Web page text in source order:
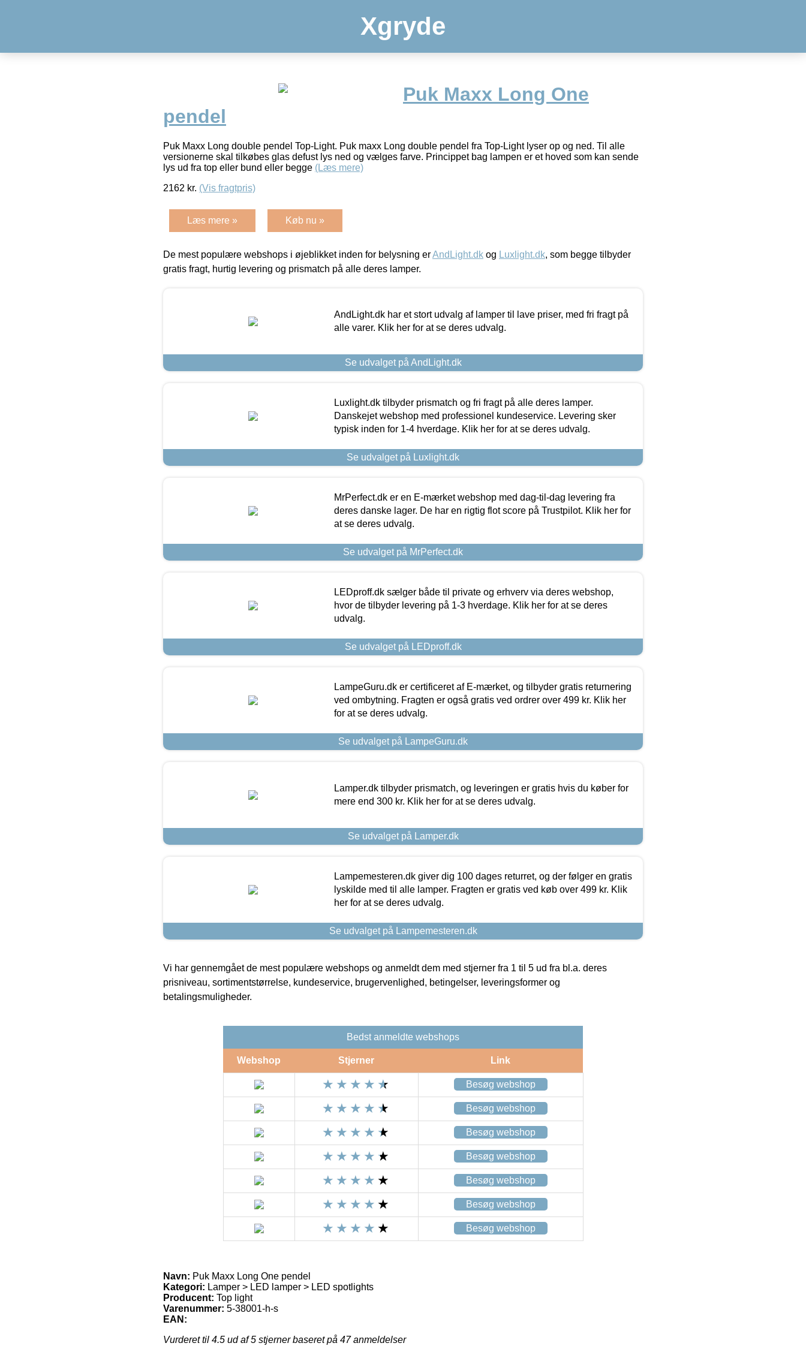
Xgryde
Puk Maxx Long One
pendel
Puk Maxx Long double pendel Top-Light. Puk maxx Long double pendel fra Top-Light lyser op og ned. Til alle
versionerne skal tilkøbes glas defust lys ned og vælges farve. Princippet bag lampen er et hoved som kan sende
lys ud fra top eller bund eller begge (Læs mere)
2162 kr. (Vis fragtpris)
Læs mere » Køb nu »
De mest populære webshops i øjeblikket inden for belysning erAndLight.dk og Luxlight.dk, som begge tilbyder
gratis fragt, hurtig levering og prismatch på alle deres lamper.
AndLight.dk har et stort udvalg af lamper til lave priser, med fri fragt på
alle varer. Klik her for at se deres udvalg.
Se udvalget på AndLight.dk
Luxlight.dk tilbyder prismatch og fri fragt på alle deres lamper.
Danskejet webshop med professionel kundeservice. Levering sker
typisk inden for 1-4 hverdage. Klik her for at se deres udvalg.
Se udvalget på Luxlight.dk
MrPerfect.dk er en E-mærket webshop med dag-til-dag levering fra
deres danske lager. De har en rigtig flot score på Trustpilot. Klik her for
at se deres udvalg.
Se udvalget på MrPerfect.dk
LEDproff.dk sælger både til private og erhverv via deres webshop,
hvor de tilbyder levering på 1-3 hverdage. Klik her for at se deres
udvalg.
Se udvalget på LEDproff.dk
LampeGuru.dk er certificeret af E-mærket, og tilbyder gratis returnering
ved ombytning. Fragten er også gratis ved ordrer over 499 kr. Klik her
for at se deres udvalg.
Se udvalget på LampeGuru.dk
Lamper.dk tilbyder prismatch, og leveringen er gratis hvis du køber for
mere end 300 kr. Klik her for at se deres udvalg.
Se udvalget på Lamper.dk
Lampemesteren.dk giver dig 100 dages returret, og der følger en gratis
lyskilde med til alle lamper. Fragten er gratis ved køb over 499 kr. Klik
her for at se deres udvalg.
Se udvalget på Lampemesteren.dk
Vi har gennemgået de mest populære webshops og anmeldt dem med stjerner fra 1 til 5 ud fra bl.a. deres
prisniveau, sortimentstørrelse, kundeservice, brugervenlighed, betingelser, leveringsformer og
betalingsmuligheder.
Bedst anmeldte webshops
Webshop Stjerner Link
Besøg webshop
Besøg webshop
Besøg webshop
Besøg webshop
Besøg webshop
Besøg webshop
Besøg webshop
Navn: Puk Maxx Long One pendel
Kategori: Lamper > LED lamper > LED spotlights
Producent: Top light
Varenummer: 5-38001-h-s
EAN:
Vurderet til 4.5 ud af 5 stjerner baseret på 47anmeldelser